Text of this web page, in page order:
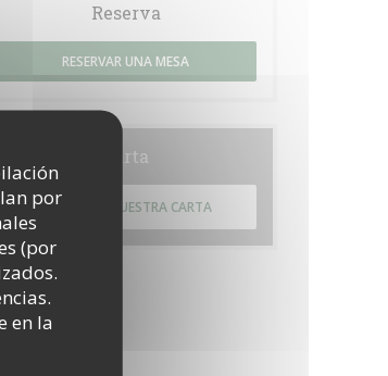
por
(por
en la
Reserva
RESERVAR UNA MESA
Carta
DESCUBRIR NUESTRA CARTA